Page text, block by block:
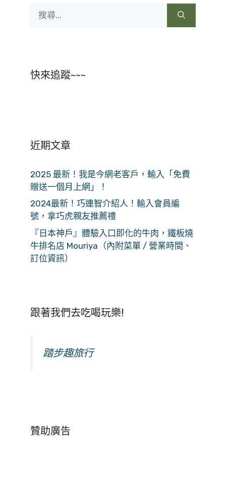
尋:
快來追蹤~~~
近期文章
2025 最新！我是今網老客戶，輸入「免費
贈送一個月上網」！
2024最新！巧連智介紹人！輸入會員編
號，拿巧虎親友推薦禮
『日本神戶』體驗入口即化的牛肉，鐵板燒
牛排名店 Mouriya（內附菜單 / 營業時間、
訂位資訊）
跟著我們去吃喝玩樂!
踏步趣旅行
贊助廣告